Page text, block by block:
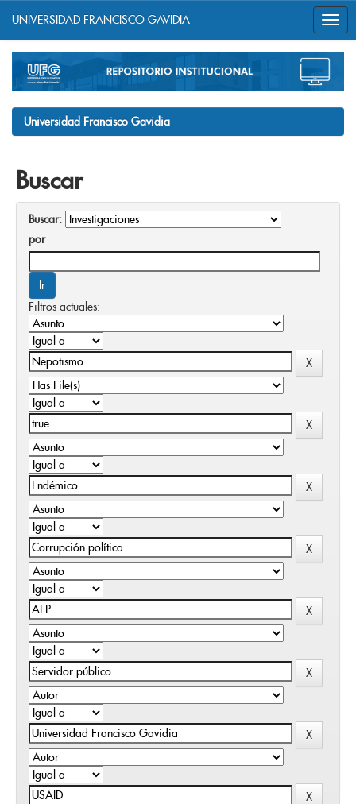
navigation
UNIVERSIDAD FRANCISCO GAVIDIA
Universidad Francisco Gavidia
Buscar
Buscar:
por
Filtros actuales: